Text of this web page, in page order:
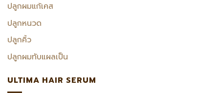
ปลูกผมแก้เคส
ปลูกหนวด
ปลูกคิ้ว
ปลูกผมทับแผลเป็น
ULTIMA HAIR SERUM